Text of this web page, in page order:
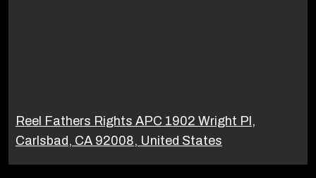
Reel Fathers Rights APC 1902 Wright Pl,
Carlsbad, CA 92008, United States